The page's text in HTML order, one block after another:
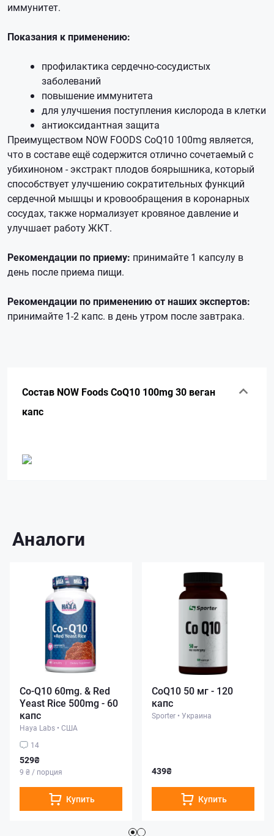
иммунитет.
Показания к применению:
профилактика сердечно-сосудистых
заболеваний
повышение иммунитета
для улучшения поступления кислорода в клетки
антиоксидантная защита
Преимуществом NOW FOODS CoQ10 100mg является,
что в составе ещё содержится отлично сочетаемый с
убихиноном - экстракт плодов боярышника, который
способствует улучшению сократительных функций
сердечной мышцы и кровообращения в коронарных
сосудах, также нормализует кровяное давление и
улучшает работу ЖКТ.
Рекомендации по приему: принимайте 1 капсулу в
день после приема пищи.
Рекомендации по применению от наших экспертов:
принимайте 1-2 капс. в день утром после завтрака.
Состав NOW Foods CoQ10 100mg 30 веган
капс
Аналоги
Co-Q10 60mg. & Red
Yeast Rice 500mg - 60
капс
Haya Labs • США
14
529₴
9 ₴ / порция
Купить
CoQ10 50 мг - 120
капс
Sporter • Украина
439₴
Купить